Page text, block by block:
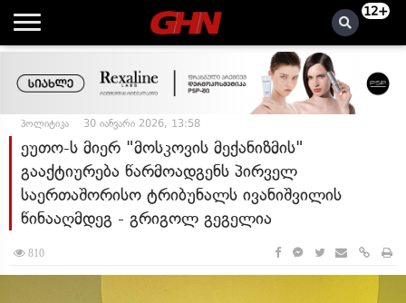
12+
პოლიტიკა 30 იანვარი 2026, 13:58
ეუთო-ს მიერ "მოსკოვის მექანიზმის"
გააქტიურება წარმოადგენს პირველ
საერთაშორისო ტრიბუნალს ივანიშვილის
წინააღმდეგ - გრიგოლ გეგელია
810